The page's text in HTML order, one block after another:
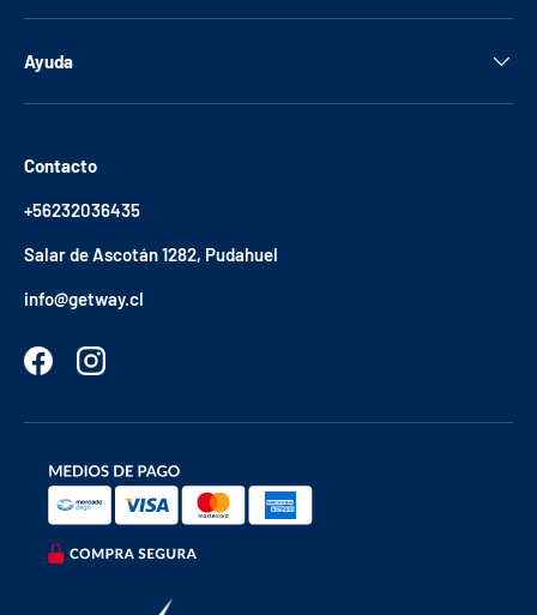
Ayuda
Contacto
+56232036435
Salar de Ascotán 1282, Pudahuel
info@getway.cl
FacebookInstagram